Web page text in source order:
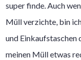
super finde. Auch
Müll verzichte, bin
und Einkaufstaschen
meinen Müll etwas